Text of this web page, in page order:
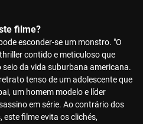
filme?
esconder-se um monstro. "O
contido e meticuloso que
da vida suburbana americana.
tenso de um adolescente que
um homem modelo e líder
em série. Ao contrário dos
filme evita os clichés,